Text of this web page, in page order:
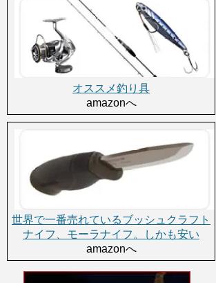
オススメ釣り具
amazonへ
世界で一番売れているブッシュクラフト
ナイフ、モーラナイフ。しかも安い
amazonへ